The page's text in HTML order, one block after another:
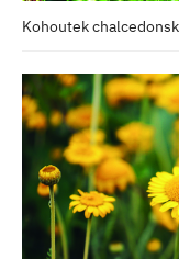
Kohoutek